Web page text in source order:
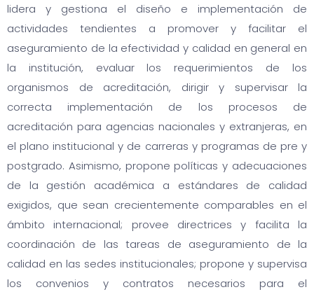
lidera y gestiona el diseño e implementación de
actividades tendientes a promover y facilitar el
aseguramiento de la efectividad y calidad en general en
la institución, evaluar los requerimientos de los
organismos de acreditación, dirigir y supervisar la
correcta implementación de los procesos de
acreditación para agencias nacionales y extranjeras, en
el plano institucional y de carreras y programas de pre y
postgrado. Asimismo, propone políticas y adecuaciones
de la gestión académica a estándares de calidad
exigidos, que sean crecientemente comparables en el
ámbito internacional; provee directrices y facilita la
coordinación de las tareas de aseguramiento de la
calidad en las sedes institucionales; propone y supervisa
los convenios y contratos necesarios para el